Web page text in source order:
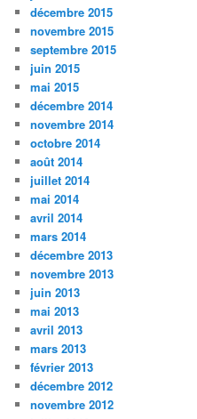
décembre 2015
novembre 2015
septembre 2015
juin 2015
mai 2015
décembre 2014
novembre 2014
octobre 2014
août 2014
juillet 2014
mai 2014
avril 2014
mars 2014
décembre 2013
novembre 2013
juin 2013
mai 2013
avril 2013
mars 2013
février 2013
décembre 2012
novembre 2012